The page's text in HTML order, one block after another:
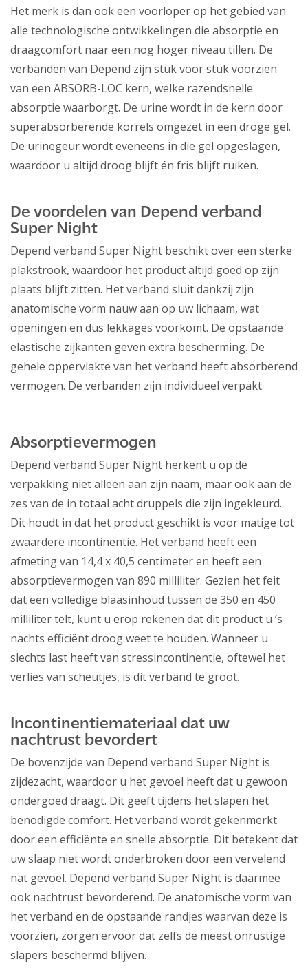
Het merk is dan ook een voorloper op het gebied van
alle technologische ontwikkelingen die absorptie en
draagcomfort naar een nog hoger niveau tillen. De
verbanden van Depend zijn stuk voor stuk voorzien
van een ABSORB-LOC kern, welke razendsnelle
absorptie waarborgt. De urine wordt in de kern door
superabsorberende korrels omgezet in een droge gel.
De urinegeur wordt eveneens in die gel opgeslagen,
waardoor u altijd droog blijft én fris blijft ruiken.
De voordelen van Depend verband
Super Night
Depend verband Super Night beschikt over een sterke
plakstrook, waardoor het product altijd goed op zijn
plaats blijft zitten. Het verband sluit dankzij zijn
anatomische vorm nauw aan op uw lichaam, wat
openingen en dus lekkages voorkomt. De opstaande
elastische zijkanten geven extra bescherming. De
gehele oppervlakte van het verband heeft absorberend
vermogen. De verbanden zijn individueel verpakt.
Absorptievermogen
Depend verband Super Night herkent u op de
verpakking niet alleen aan zijn naam, maar ook aan de
zes van de in totaal acht druppels die zijn ingekleurd.
Dit houdt in dat het product geschikt is voor matige tot
zwaardere incontinentie. Het verband heeft een
afmeting van 14,4 x 40,5 centimeter en heeft een
absorptievermogen van 890 milliliter. Gezien het feit
dat een volledige blaasinhoud tussen de 350 en 450
milliliter telt, kunt u erop rekenen dat dit product u ’s
nachts efficiënt droog weet te houden. Wanneer u
slechts last heeft van stressincontinentie, oftewel het
verlies van scheutjes, is dit verband te groot.
Incontinentiemateriaal dat uw
nachtrust bevordert
De bovenzijde van Depend verband Super Night is
zijdezacht, waardoor u het gevoel heeft dat u gewoon
ondergoed draagt. Dit geeft tijdens het slapen het
benodigde comfort. Het verband wordt gekenmerkt
door een efficiënte en snelle absorptie. Dit betekent dat
uw slaap niet wordt onderbroken door een vervelend
nat gevoel. Depend verband Super Night is daarmee
ook nachtrust bevorderend. De anatomische vorm van
het verband en de opstaande randjes waarvan deze is
voorzien, zorgen ervoor dat zelfs de meest onrustige
slapers beschermd blijven.